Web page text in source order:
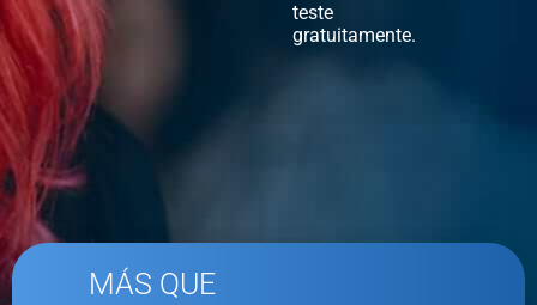
teste
gratuitamente.
MÁS QUE